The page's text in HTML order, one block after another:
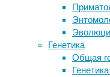
Генетика
Общая
особая
группа
глаголов